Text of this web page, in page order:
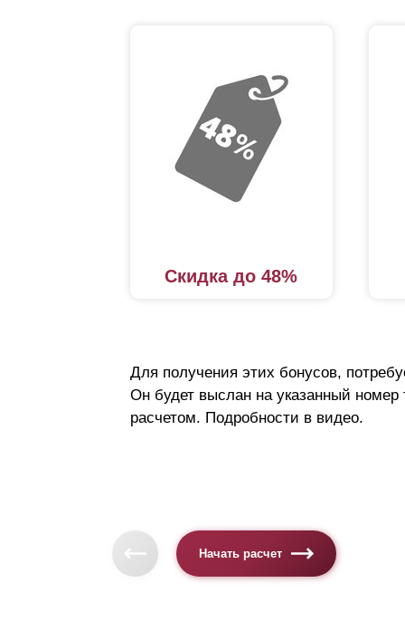
Скидка до 48%
Для получения этих бонусов,
Он будет выслан на указанный номер
расчетом. Подробности в видео.
Начать расчет